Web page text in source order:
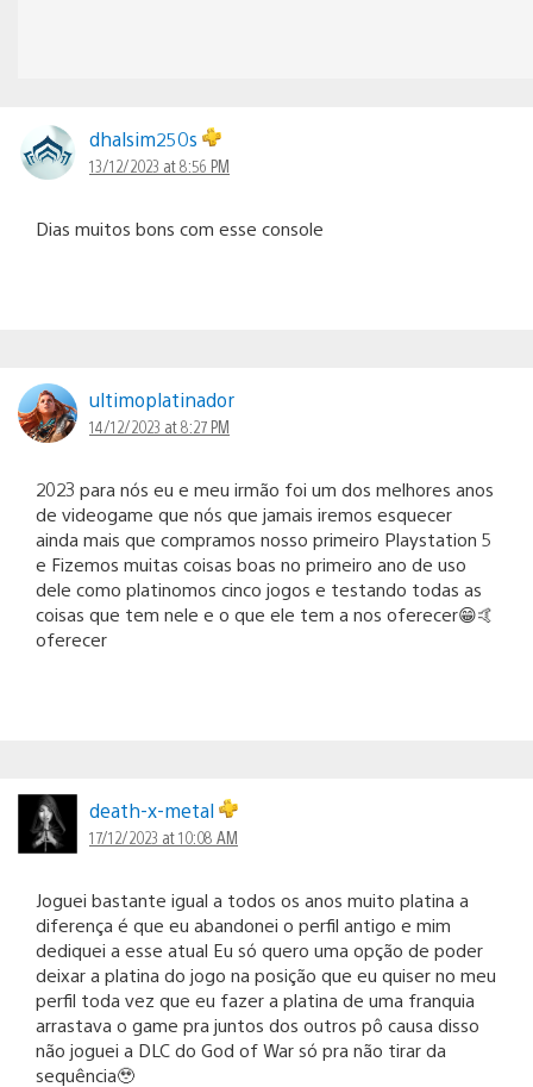
dhalsim250s
13/12/2023 at 8:56 PM
Dias muitos bons com esse console
ultimoplatinador
14/12/2023 at 8:27 PM
2023 para nós eu e meu irmão foi um dos melhores anos
de videogame que nós que jamais iremos esquecer
ainda mais que compramos nosso primeiro Playstation 5
e Fizemos muitas coisas boas no primeiro ano de uso
dele como platinomos cinco jogos e testando todas as
coisas que tem nele e o que ele tem a nos oferecer😁🤙
oferecer
death-x-metal
17/12/2023 at 10:08 AM
Joguei bastante igual a todos os anos muito platina a
diferença é que eu abandonei o perfil antigo e mim
dediquei a esse atual Eu só quero uma opção de poder
deixar a platina do jogo na posição que eu quiser no meu
perfil toda vez que eu fazer a platina de uma franquia
arrastava o game pra juntos dos outros pô causa disso
não joguei a DLC do God of War só pra não tirar da
sequência🥹